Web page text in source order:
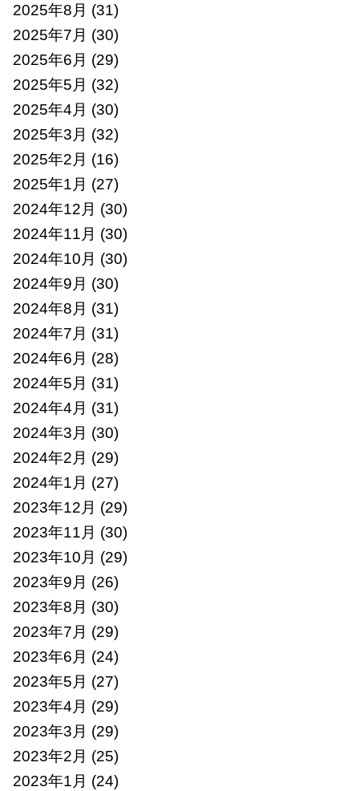
2025年8月 (31)
2025年7月 (30)
2025年6月 (29)
2025年5月 (32)
2025年4月 (30)
2025年3月 (32)
2025年2月 (16)
2025年1月 (27)
2024年12月 (30)
2024年11月 (30)
2024年10月 (30)
2024年9月 (30)
2024年8月 (31)
2024年7月 (31)
2024年6月 (28)
2024年5月 (31)
2024年4月 (31)
2024年3月 (30)
2024年2月 (29)
2024年1月 (27)
2023年12月 (29)
2023年11月 (30)
2023年10月 (29)
2023年9月 (26)
2023年8月 (30)
2023年7月 (29)
2023年6月 (24)
2023年5月 (27)
2023年4月 (29)
2023年3月 (29)
2023年2月 (25)
2023年1月 (24)